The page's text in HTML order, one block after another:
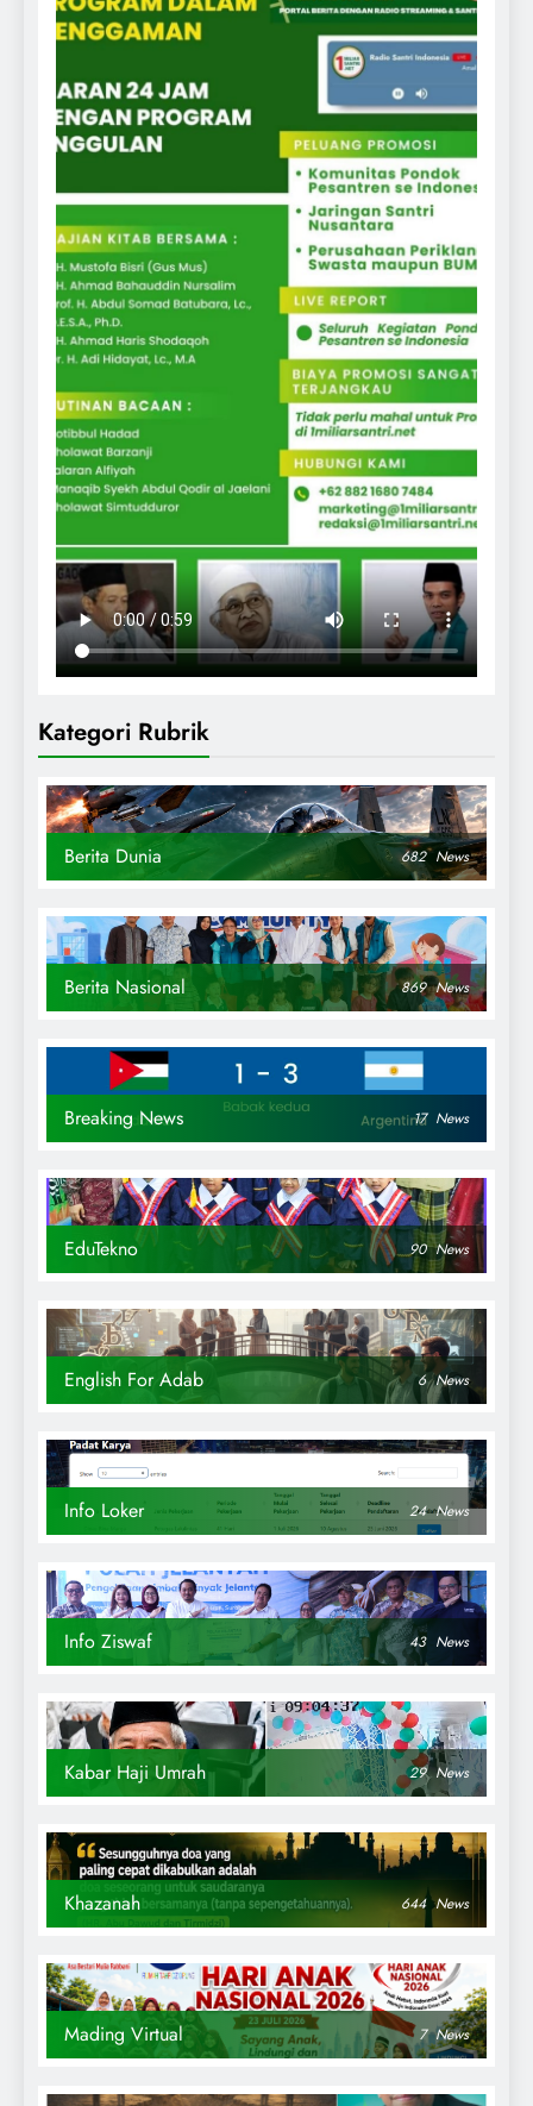
Kategori Rubrik
Berita Dunia 682 News
Berita Nasional 869 News
Breaking News 17 News
EduTekno 90 News
English For Adab 6 News
Info Loker 24 News
Info Ziswaf 43 News
Kabar Haji Umrah 29 News
Khazanah 644 News
Mading Virtual 7 News